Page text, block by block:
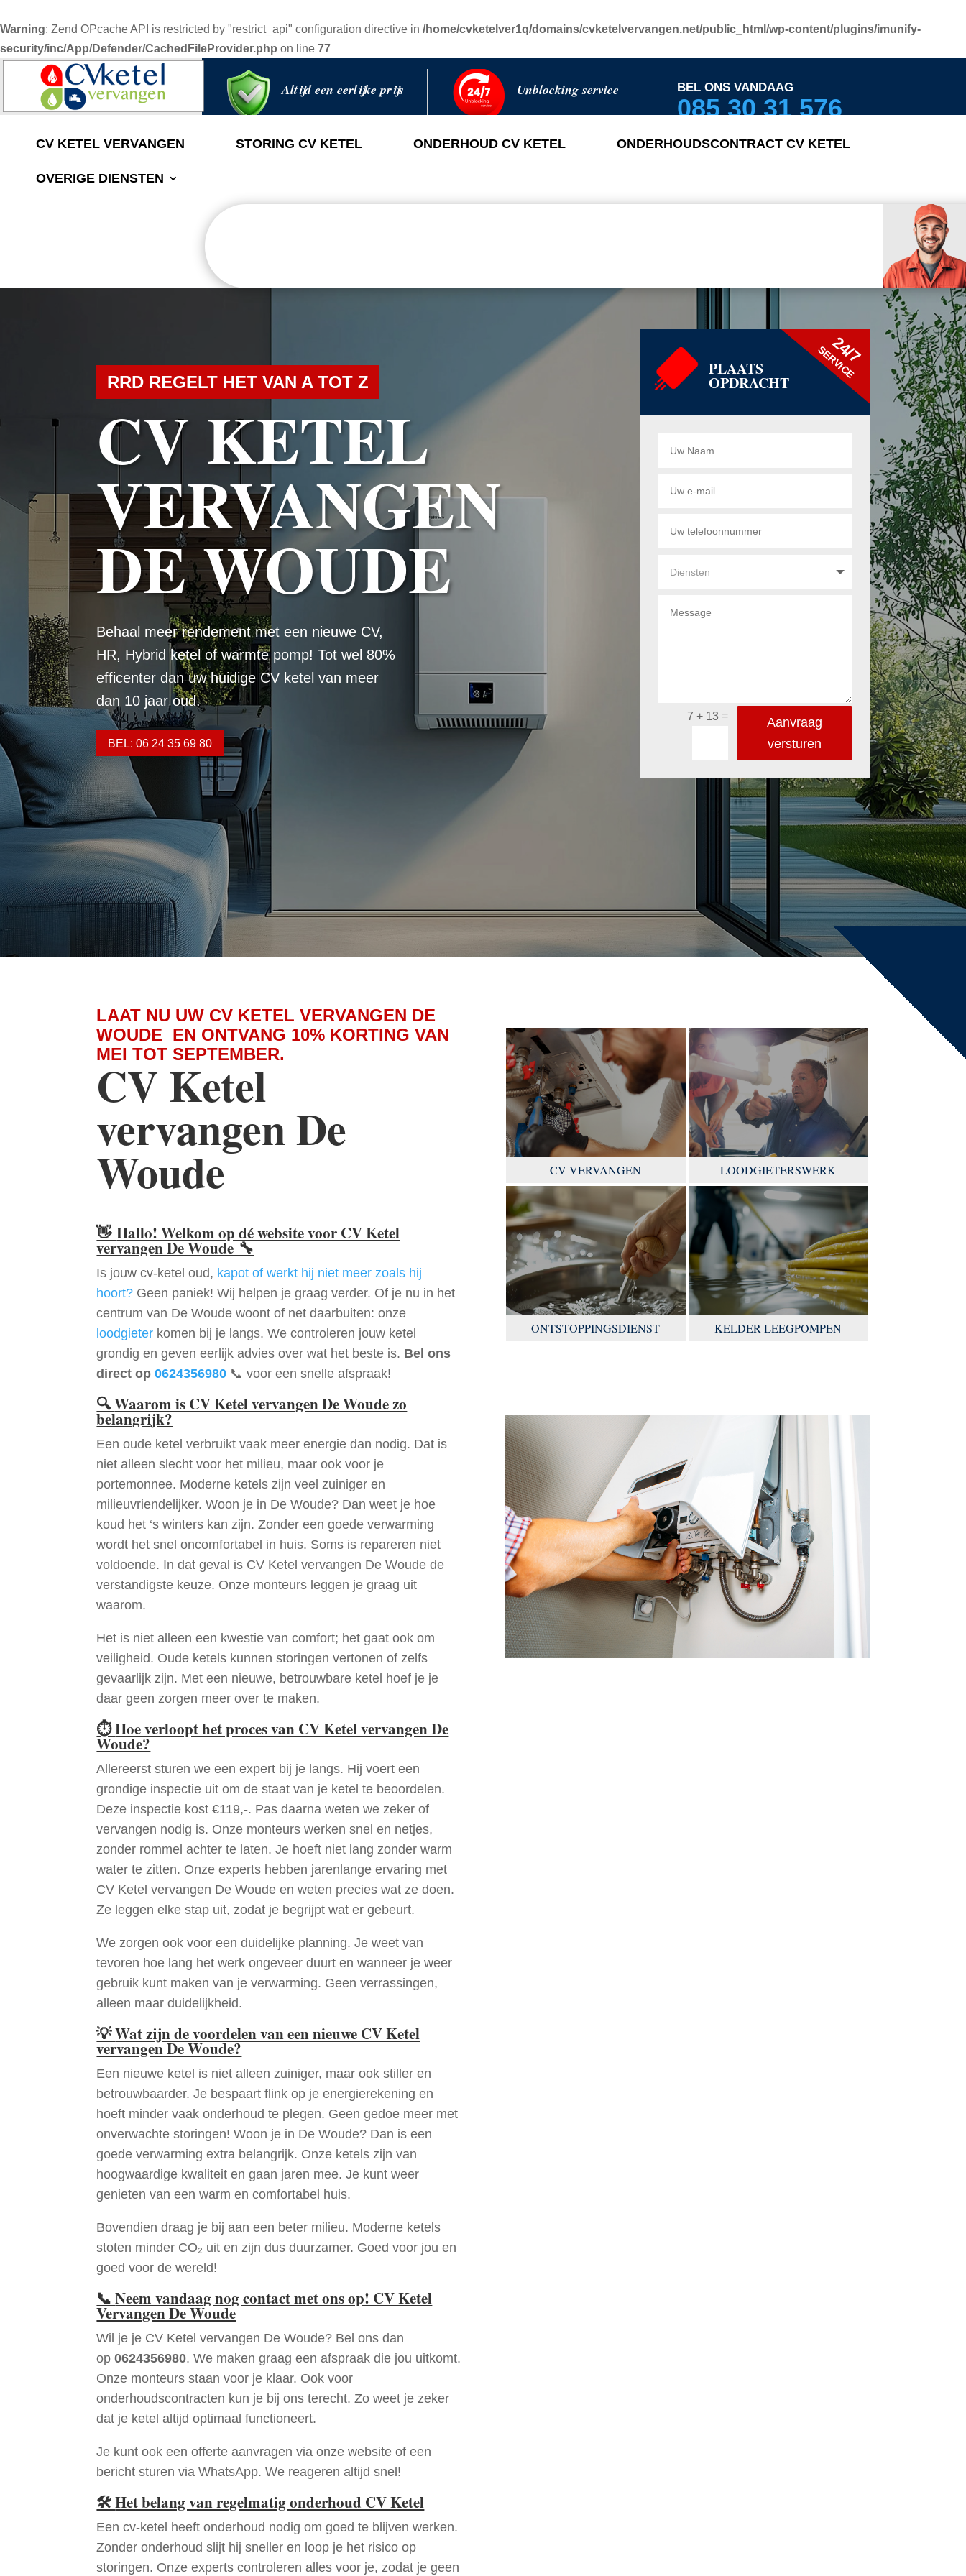
Warning: Zend OPcache API is restricted by "restrict_api" configuration directive in /home/cvketelver1q/domains/cvketelvervangen.net/public_html/wp-content/plugins/imunify-
security/inc/App/Defender/CachedFileProvider.php on line 77
Altijd een eerlijke prijs Unblocking service BEL ONS VANDAAG
085 30 31 576
CV KETEL VERVANGEN STORING CV KETEL ONDERHOUD CV KETEL ONDERHOUDSCONTRACT CV KETEL
OVERIGE DIENSTEN
RRD REGELT HET VAN A TOT Z
CV KETEL
VERVANGEN
DE WOUDE
Behaal meer rendement met een nieuwe CV,
HR, Hybrid ketel of warmte pomp! Tot wel 80%
efficenter dan uw huidige CV ketel van meer
dan 10 jaar oud.
BEL: 06 24 35 69 80
PLAATS
OPDRACHT
24/7
SERVICE
7 + 13 =
Aanvraag
versturen
LAAT NU UW CV KETEL VERVANGEN DE
WOUDE EN ONTVANG 10% KORTING VAN
MEI TOT SEPTEMBER.
CV Ketel
vervangen De
Woude
👋Hallo! Welkom op dé website voor CV Ketel
vervangen De Woude🔧
Is jouw cv-ketel oud, kapot of werkt hij niet meer zoals hij
hoort? Geen paniek! Wij helpen je graag verder. Of je nu in het
centrum van De Woude woont of net daarbuiten: onze
loodgieter komen bij je langs. We controleren jouw ketel
grondig en geven eerlijk advies over wat het beste is. Bel ons
direct op0624356980 📞 voor een snelle afspraak!
🔍Waarom is CV Ketel vervangen De Woude zo
belangrijk?
Een oude ketel verbruikt vaak meer energie dan nodig. Dat is
niet alleen slecht voor het milieu, maar ook voor je
portemonnee. Moderne ketels zijn veel zuiniger en
milieuvriendelijker. Woon je in De Woude? Dan weet je hoe
koud het ‘s winters kan zijn. Zonder een goede verwarming
wordt het snel oncomfortabel in huis. Soms is repareren niet
voldoende. In dat geval is CV Ketel vervangen De Woude de
verstandigste keuze. Onze monteurs leggen je graag uit
waarom.
Het is niet alleen een kwestie van comfort; het gaat ook om
veiligheid. Oude ketels kunnen storingen vertonen of zelfs
gevaarlijk zijn. Met een nieuwe, betrouwbare ketel hoef je je
daar geen zorgen meer over te maken.
⏱Hoe verloopt het proces van CV Ketel vervangen De
Woude?
Allereerst sturen we een expert bij je langs. Hij voert een
grondige inspectie uit om de staat van je ketel te beoordelen.
Deze inspectie kost €119,-. Pas daarna weten we zeker of
vervangen nodig is. Onze monteurs werken snel en netjes,
zonder rommel achter te laten. Je hoeft niet lang zonder warm
water te zitten. Onze experts hebben jarenlange ervaring met
CV Ketel vervangen De Woude en weten precies wat ze doen.
Ze leggen elke stap uit, zodat je begrijpt wat er gebeurt.
We zorgen ook voor een duidelijke planning. Je weet van
tevoren hoe lang het werk ongeveer duurt en wanneer je weer
gebruik kunt maken van je verwarming. Geen verrassingen,
alleen maar duidelijkheid.
💡Wat zijn de voordelen van een nieuwe CV Ketel
vervangen De Woude?
Een nieuwe ketel is niet alleen zuiniger, maar ook stiller en
betrouwbaarder. Je bespaart flink op je energierekening en
hoeft minder vaak onderhoud te plegen. Geen gedoe meer met
onverwachte storingen! Woon je in De Woude? Dan is een
goede verwarming extra belangrijk. Onze ketels zijn van
hoogwaardige kwaliteit en gaan jaren mee. Je kunt weer
genieten van een warm en comfortabel huis.
Bovendien draag je bij aan een beter milieu. Moderne ketels
stoten minder CO₂ uit en zijn dus duurzamer. Goed voor jou en
goed voor de wereld!
📞Neem vandaag nog contact met ons op! CV Ketel
Vervangen De Woude
Wil je je CV Ketel vervangen De Woude? Bel ons dan
op0624356980. We maken graag een afspraak die jou uitkomt.
Onze monteurs staan voor je klaar. Ook voor
onderhoudscontracten kun je bij ons terecht. Zo weet je zeker
dat je ketel altijd optimaal functioneert.
Je kunt ook een offerte aanvragen via onze website of een
bericht sturen via WhatsApp. We reageren altijd snel!
🛠Het belang van regelmatig onderhoud CV Ketel
Een cv-ketel heeft onderhoud nodig om goed te blijven werken.
Zonder onderhoud slijt hij sneller en loop je het risico op
storingen. Onze experts controleren alles voor je, zodat je geen
CV VERVANGEN LOODGIETERSWERK
ONTSTOPPINGSDIENST KELDER LEEGPOMPEN